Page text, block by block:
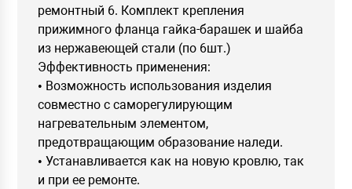
ремонтный 6. Комплект крепления
прижимного фланца гайка-барашек и шайба
из нержавеющей стали (по 6шт.)
Эффективность применения:
• Возможность использования изделия
совместно с саморегулирующим
нагревательным элементом,
предотвращающим образование наледи.
• Устанавливается как на новую кровлю, так
и при ее ремонте.